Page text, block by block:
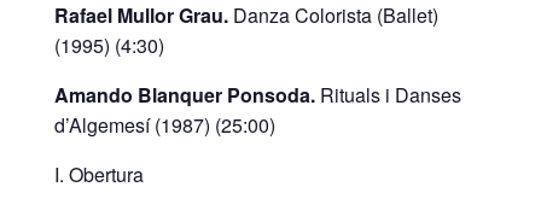
Rafael Mullor Grau. Danza Colorista (Ballet)
(1995) (4:30)
Amando Blanquer Ponsoda.Rituals i Danses
d’Algemesí (1987) (25:00)
I. Obertura